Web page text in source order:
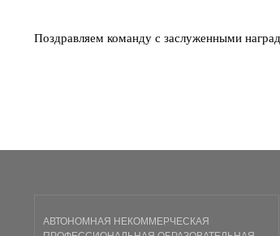
Поздравляем команду с заслуженными
АВТОНОМНАЯ НЕКОММЕРЧЕСКАЯ